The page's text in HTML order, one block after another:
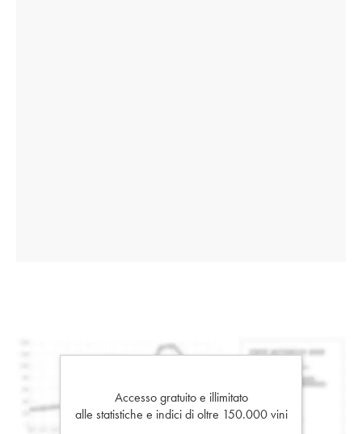
Accesso gratuito e illimitato
alle statistiche e indici di oltre 150.000 vini